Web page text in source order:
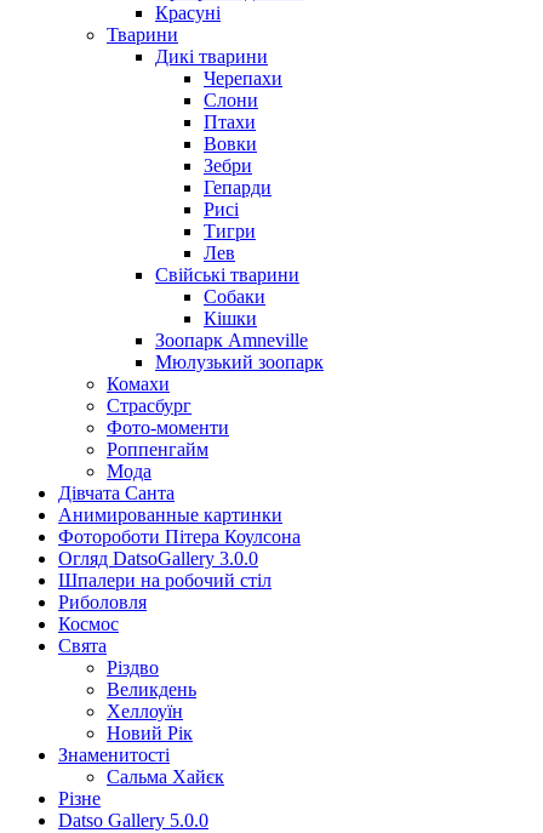
Красуні
Тварини
Дикі тварини
Черепахи
Слони
Птахи
Вовки
Зебри
Гепарди
Рисі
Тигри
Лев
Свійські тварини
Собаки
Кішки
Зоопарк Amneville
Мюлузький зоопарк
Комахи
Страсбург
Фото-моменти
Роппенгайм
Мода
Дівчата Санта
Aнимированные картинки
Фотороботи Пітера Коулсона
Огляд DatsoGallery 3.0.0
Шпалери на робочий стіл
Риболовля
Космос
Свята
Різдво
Великдень
Хеллоуїн
Новий Рік
Знаменитості
Сальма Хайєк
Різне
Datso Gallery 5.0.0